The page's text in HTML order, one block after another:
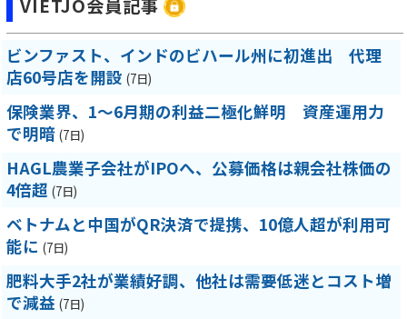
VIETJO会員記事
ビンファスト、インドのビハール州に初進出 代理
店60号店を開設 (7日)
保険業界、1～6月期の利益二極化鮮明 資産運用力
で明暗 (7日)
HAGL農業子会社がIPOへ、公募価格は親会社株価の
4倍超 (7日)
ベトナムと中国がQR決済で提携、10億人超が利用可
能に (7日)
肥料大手2社が業績好調、他社は需要低迷とコスト増
で減益 (7日)